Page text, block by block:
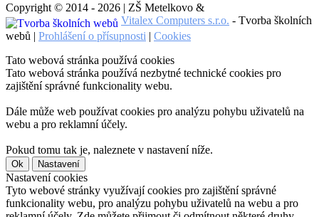
Copyright © 2014 - 2026 | ZŠ Metelkovo &
Vitalex Computers s.r.o. - Tvorba školních
webů | Prohlášení o přísupnosti | Cookies
Tato webová stránka používá cookies
Tato webová stránka používá nezbytné technické cookies pro
zajištění správné funkcionality webu.
Dále může web používat cookies pro analýzu pohybu uživatelů na
webu a pro reklamní účely.
Pokud tomu tak je, naleznete v nastavení níže.
Ok Nastavení
Nastavení cookies
Tyto webové stránky využívají cookies pro zajištění správné
funkcionality webu, pro analýzu pohybu uživatelů na webu a pro